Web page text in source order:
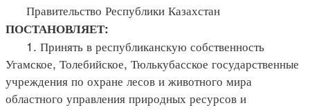
Правительство Республики Казахстан
ПОСТАНОВЛЯЕТ:
1. Принять в республиканскую собственность
Угамское, Толебийское, Тюлькубасское государственные
учреждения по охране лесов и животного мира
областного управления природных ресурсов и